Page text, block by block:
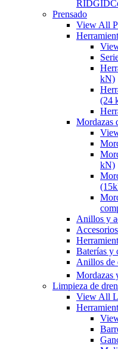
Prensado
View All
kN)
(24
Mordazas
kN)
Anillos y
Baterías y
Anillos de
Mordazas
Limpieza de
View All